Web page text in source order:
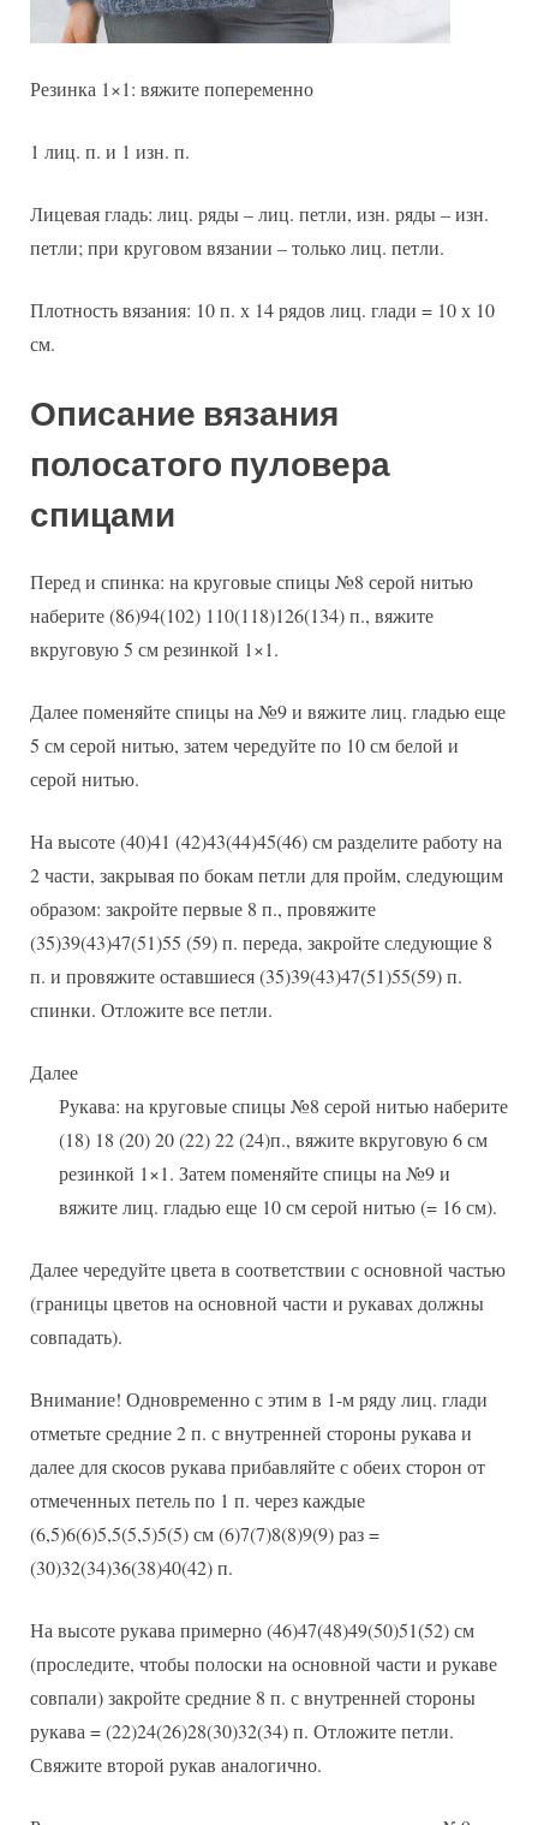
Резинка 1×1: вяжите попеременно
1 лиц. п. и 1 изн. п.
Лицевая гладь: лиц. ряды – лиц. петли, изн. ряды – изн.
петли; при круговом вязании – только лиц. петли.
Плотность вязания: 10 п. х 14 рядов лиц. глади = 10 х 10
см.
Описание вязания
полосатого пуловера
спицами
Перед и спинка: на круговые спицы №8 серой нитью
наберите (86)94(102) 110(118)126(134) п., вяжите
вкруговую 5 см резинкой 1×1.
Далее поменяйте спицы на №9 и вяжите лиц. гладью еще
5 см серой нитью, затем чередуйте по 10 см белой и
серой нитью.
На высоте (40)41 (42)43(44)45(46) см разделите работу на
2 части, закрывая по бокам петли для пройм, следующим
образом: закройте первые 8 п., провяжите
(35)39(43)47(51)55 (59) п. переда, закройте следующие 8
п. и провяжите оставшиеся (35)39(43)47(51)55(59) п.
спинки. Отложите все петли.
Далее
Рукава: на круговые спицы №8 серой нитью наберите
(18) 18 (20) 20 (22) 22 (24)п., вяжите вкруговую 6 см
резинкой 1×1. Затем поменяйте спицы на №9 и
вяжите лиц. гладью еще 10 см серой нитью (= 16 см).
Далее чередуйте цвета в соответствии с основной частью
(границы цветов на основной части и рукавах должны
совпадать).
Внимание! Одновременно с этим в 1-м ряду лиц. глади
отметьте средние 2 п. с внутренней стороны рукава и
далее для скосов рукава прибавляйте с обеих сторон от
отмеченных петель по 1 п. через каждые
(6,5)6(6)5,5(5,5)5(5) см (6)7(7)8(8)9(9) раз =
(30)32(34)36(38)40(42) п.
На высоте рукава примерно (46)47(48)49(50)51(52) см
(проследите, чтобы полоски на основной части и рукаве
совпали) закройте средние 8 п. с внутренней стороны
рукава = (22)24(26)28(30)32(34) п. Отложите петли.
Свяжите второй рукав аналогично.